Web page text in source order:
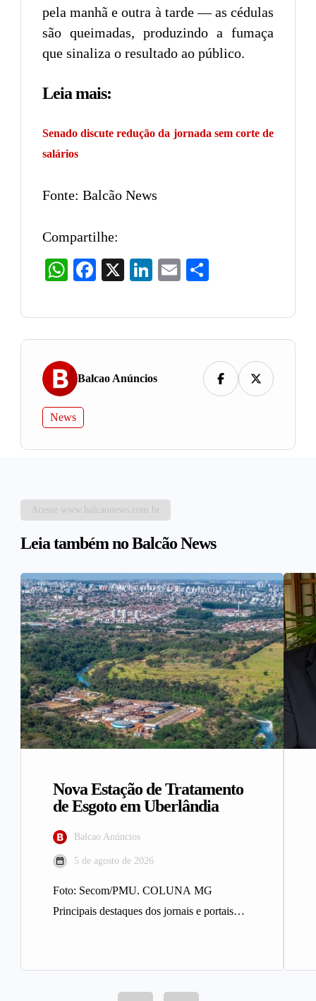
pela manhã e outra à tarde — as cédulas
são queimadas, produzindo a fumaça
que sinaliza o resultado ao público.
Leia mais:
Senado discute redução da jornada sem corte de
salários
Fonte: Balcão News
Compartilhe:
WhatsAppFacebook LinkedIn
Email
Balcao Anúncios
News
Acesse www.balcaonews.com.br
Leia também no Balcão News
Nova Estação de Tratamento
de Esgoto em Uberlândia
Balcao Anúncios
5 de agosto de 2026
Foto: Secom/PMU. COLUNA MG
Principais destaques dos jornais e portais